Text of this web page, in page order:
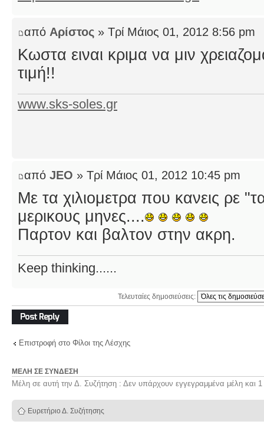
από Αρίστος » Τρί Μάιος 01, 2012 8:56 pm
Κωστα ειναι κριμα να μιν
τιμή!!
www.sks-soles.gr
από JEO » Τρί Μάιος 01, 2012 10:45 pm
Με τα χιλιομετρα που κανεις ρε
μερικους μηνες....
Παρτον και βαλτον στην ακρη.
Keep thinking......
Τελευταίες δημοσιεύσεις:
Δημιουργία
απάντησης
Επιστροφή στο Φίλοι της Λέσχης
ΜΈΛΗ ΣΕ ΣΎΝΔΕΣΗ
Μέλη σε αυτή την Δ. Συζήτηση : Δεν υπάρχουν εγγεγραμμένα μέλη και 1
Ευρετήριο Δ. Συζήτησης